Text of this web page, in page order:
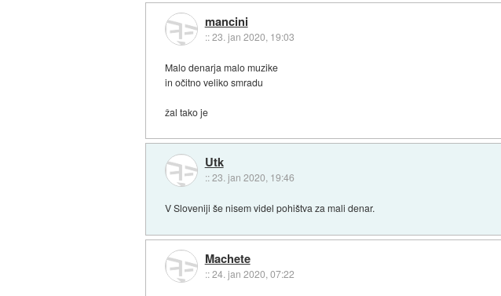
mancini
::23. jan 2020, 19:03
Malo denarja malo muzike
in očitno veliko smradu
žal tako je
Utk
::23. jan 2020, 19:46
V Sloveniji še nisem videl pohištva za mali denar.
Machete
::24. jan 2020, 07:22